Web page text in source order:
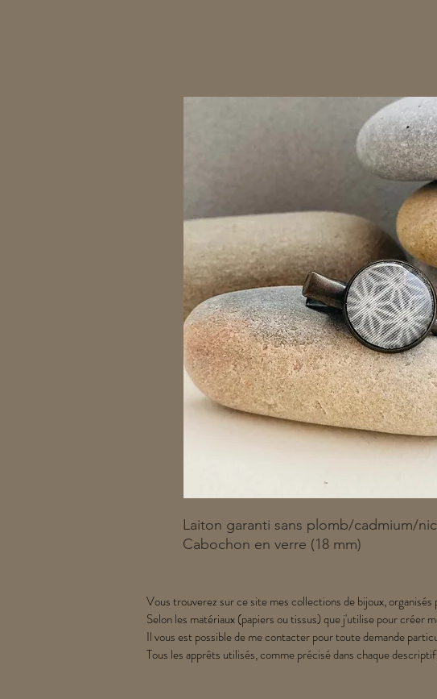
Laiton garanti sans plomb/cadmium/
Cabochon en verre (18 mm)
Vous trouverez sur ce site mes collections de bijoux, organisés
Selon les matériaux (papiers ou tissus) que j'utilise pour créer
Il vous est possible de me contacter pour toute demande
Tous les apprêts utilisés, comme précisé dans chaque